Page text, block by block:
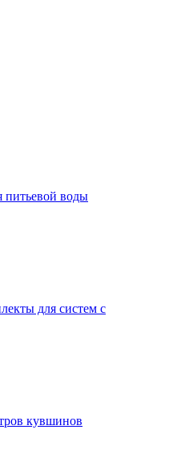
питьевой воды
для систем с
кувшинов